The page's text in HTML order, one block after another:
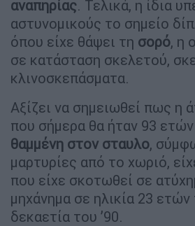
αναπηρίας. Τελικά, η ίδια
αστυνομικούς το σημείο
όπου είχε θάψει τη σορό, η
σε κατάσταση σκελετού,
κλινοσκεπάσματα.
Αξίζει να σημειωθεί πως η
που σήμερα θα ήταν 93
θαμμένη στον σταυλο,
μαρτυρίες από το χωριό,
που είχε σκοτωθεί σε
μηχάνημα σε ηλικία 23 ετών
δεκαετία του ’90.